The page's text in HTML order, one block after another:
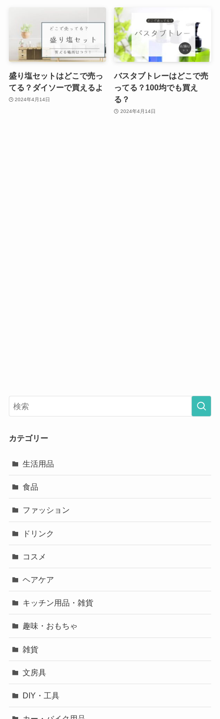
盛り塩セットはどこで売っ
てる？ダイソーで買えるよ
2024年4月14日
バスタブトレーはどこで売
ってる？100均でも買え
る？
2024年4月14日
カテゴリー
生活用品
食品
ファッション
ドリンク
コスメ
ヘアケア
キッチン用品・雑貨
趣味・おもちゃ
雑貨
文房具
DIY・工具